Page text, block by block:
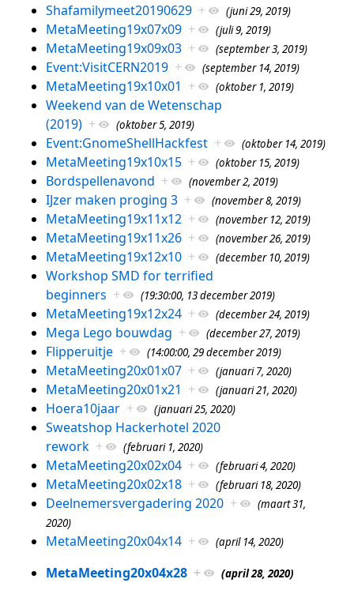
Shafamilymeet20190629 + (juni 29, 2019)
MetaMeeting19x07x09 + (juli 9, 2019)
MetaMeeting19x09x03 + (september 3, 2019)
Event:VisitCERN2019 + (september 14, 2019)
MetaMeeting19x10x01 + (oktober 1, 2019)
Weekend van de Wetenschap
(2019) + (oktober 5, 2019)
Event:GnomeShellHackfest + (oktober 14, 2019)
MetaMeeting19x10x15 + (oktober 15, 2019)
Bordspellenavond + (november 2, 2019)
IJzer maken proging 3 + (november 8, 2019)
MetaMeeting19x11x12 + (november 12, 2019)
MetaMeeting19x11x26 + (november 26, 2019)
MetaMeeting19x12x10 + (december 10, 2019)
Workshop SMD for terrified
beginners + (19:30:00, 13 december 2019)
MetaMeeting19x12x24 + (december 24, 2019)
Mega Lego bouwdag + (december 27, 2019)
Flipperuitje + (14:00:00, 29 december 2019)
MetaMeeting20x01x07 + (januari 7, 2020)
MetaMeeting20x01x21 + (januari 21, 2020)
Hoera10jaar + (januari 25, 2020)
Sweatshop Hackerhotel 2020
rework + (februari 1, 2020)
MetaMeeting20x02x04 + (februari 4, 2020)
MetaMeeting20x02x18 + (februari 18, 2020)
Deelnemersvergadering 2020 +
(maart 31,
2020)
MetaMeeting20x04x14 + (april 14, 2020)
MetaMeeting20x04x28 + (april 28, 2020)